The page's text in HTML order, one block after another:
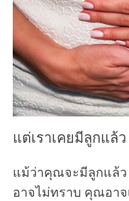
แต่เราเคยมีลูกแล้
แม้ว่าคุณจะมีลูกแล้
อาจไม่ทราบ คุณอาจ